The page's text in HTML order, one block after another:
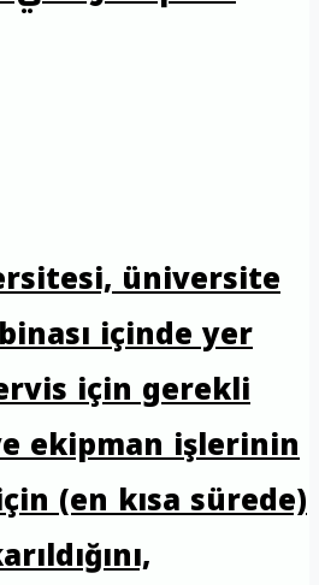
üniversite
içinde yer
için gerekli
ekipman işlerinin
(en kısa sürede)